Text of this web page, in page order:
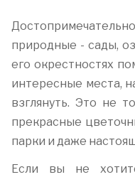
природные - сады,
его окрестностях
интересные места,
взглянуть. Это не
прекрасные
парки и даже
Если вы не